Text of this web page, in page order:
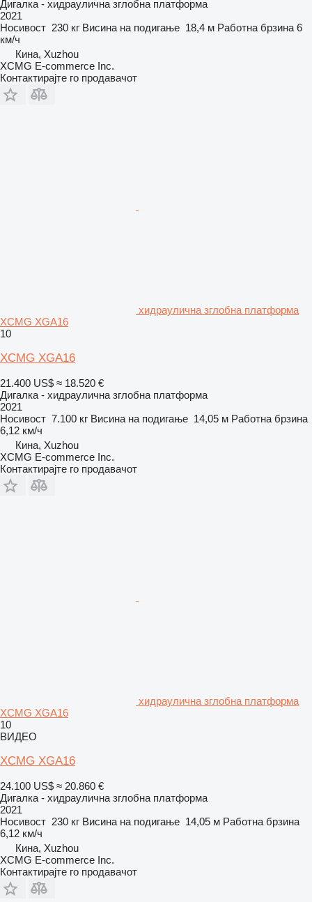
Дигалка - хидраулична зглобна платформа
2021
Носивост 230 кг Висина на подигање 18,4 м Работна брзина 6
км/ч
Кина, Xuzhou
XCMG E-commerce Inc.
Контактирајте го продавачот
хидраулична зглобна платформа
XCMG XGA16
10
XCMG XGA16
21.400 US$ ≈ 18.520 €
Дигалка - хидраулична зглобна платформа
2021
Носивост 7.100 кг Висина на подигање 14,05 м Работна брзина
6,12 км/ч
Кина, Xuzhou
XCMG E-commerce Inc.
Контактирајте го продавачот
хидраулична зглобна платформа
XCMG XGA16
10
ВИДЕО
XCMG XGA16
24.100 US$ ≈ 20.860 €
Дигалка - хидраулична зглобна платформа
2021
Носивост 230 кг Висина на подигање 14,05 м Работна брзина
6,12 км/ч
Кина, Xuzhou
XCMG E-commerce Inc.
Контактирајте го продавачот